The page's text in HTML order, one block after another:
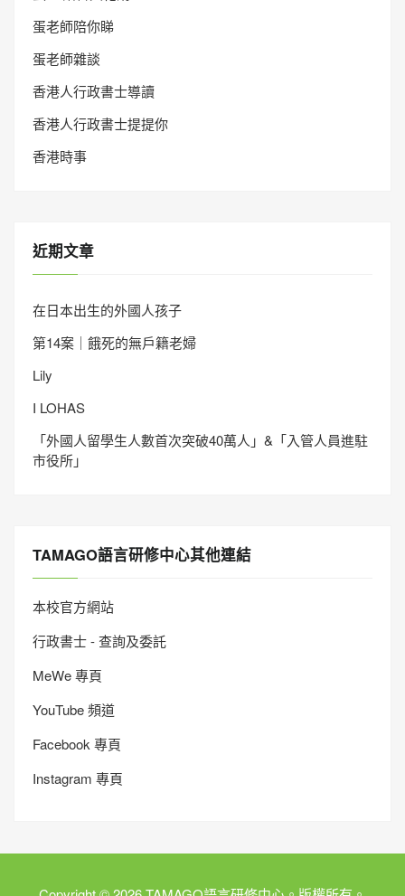
蛋老師陪你睇
蛋老師雜談
香港人行政書士導讀
香港人行政書士提提你
香港時事
近期文章
在日本出生的外國人孩子
第14案｜餓死的無戶籍老婦
Lily
I LOHAS
「外國人留學生人數首次突破40萬人」&「入管人員進駐
市役所」
TAMAGO語言研修中心其他連結
本校官方網站
行政書士 - 查詢及委託
MeWe 專頁
YouTube 頻道
Facebook 專頁
Instagram 專頁